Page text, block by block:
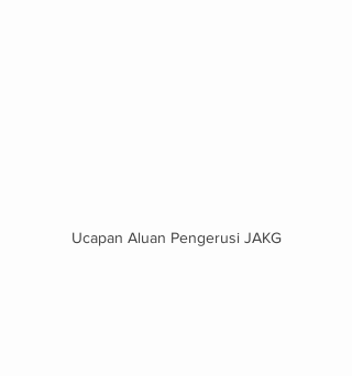
Ucapan Aluan Pengerusi JAKG